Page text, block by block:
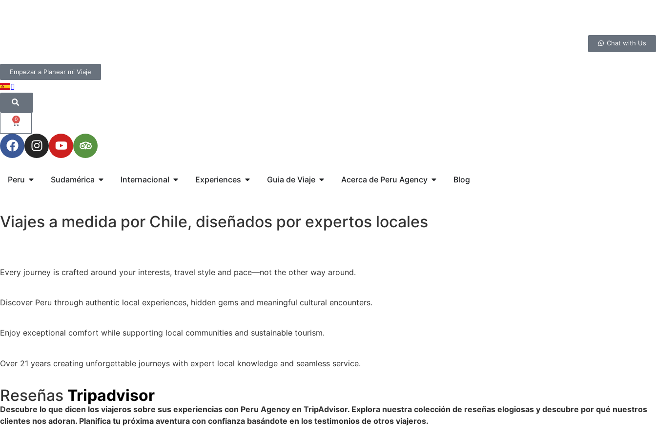
Chat with Us
Empezar a Planear mi Viaje
0
Peru Sudamérica Internacional Experiences Guia de Viaje Acerca de Peru Agency Blog
Viajes a medida por Chile, diseñados por expertos locales
Every journey is crafted around your interests, travel style and pace—not the other way around.
Discover Peru through authentic local experiences, hidden gems and meaningful cultural encounters.
Enjoy exceptional comfort while supporting local communities and sustainable tourism.
Over 21 years creating unforgettable journeys with expert local knowledge and seamless service.
Reseñas Tripadvisor
Descubre lo que dicen los viajeros sobre sus experiencias con Peru Agency en TripAdvisor. Explora nuestra colección de reseñas elogiosas y descubre por qué nuestros
clientes nos adoran. Planifica tu próxima aventura con confianza basándote en los testimonios de otros viajeros.